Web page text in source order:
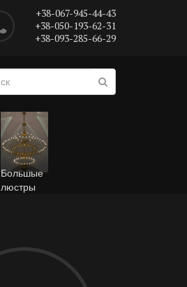
+38-067-945-44-43
+38-050-193-62-31
+38-093-285-66-29
Большые
люстры